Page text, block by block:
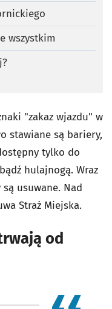
wszystkim
"zakaz wjazdu" w
stawiane są bariery,
tylko do
hulajnogą. Wraz
usuwane. Nad
Straż Miejska.
od